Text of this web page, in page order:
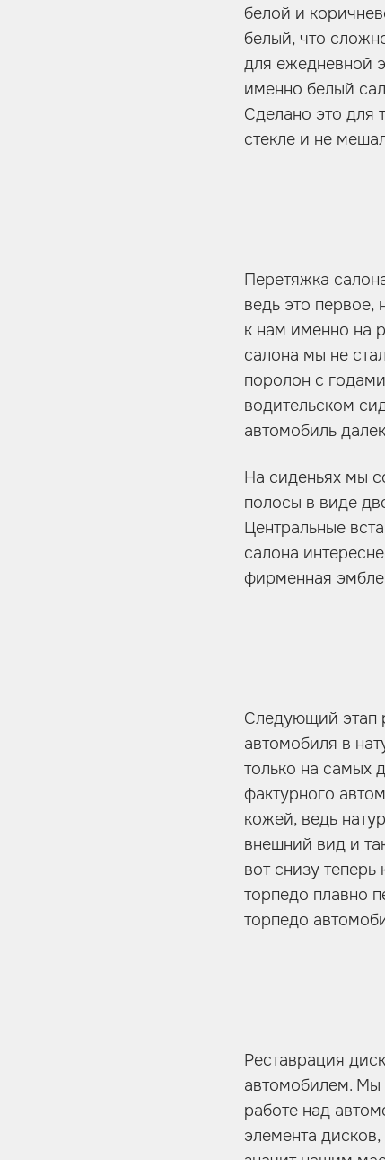
белой и
белый, что
для ежедневной
именно белый
Сделано это для
стекле и не
Перетяжка
ведь это
к нам именно на
салона мы не
поролон с
водительском
автомобиль
На сиденьях мы
полосы в виде
Центральные
салона
фирменная
Следующий этап
автомобиля в
только на самых
фактурного
кожей, ведь
внешний вид и
вот снизу теперь
торпедо плавно
торпедо
Реставрация
автомобилем. Мы
работе над
элемента